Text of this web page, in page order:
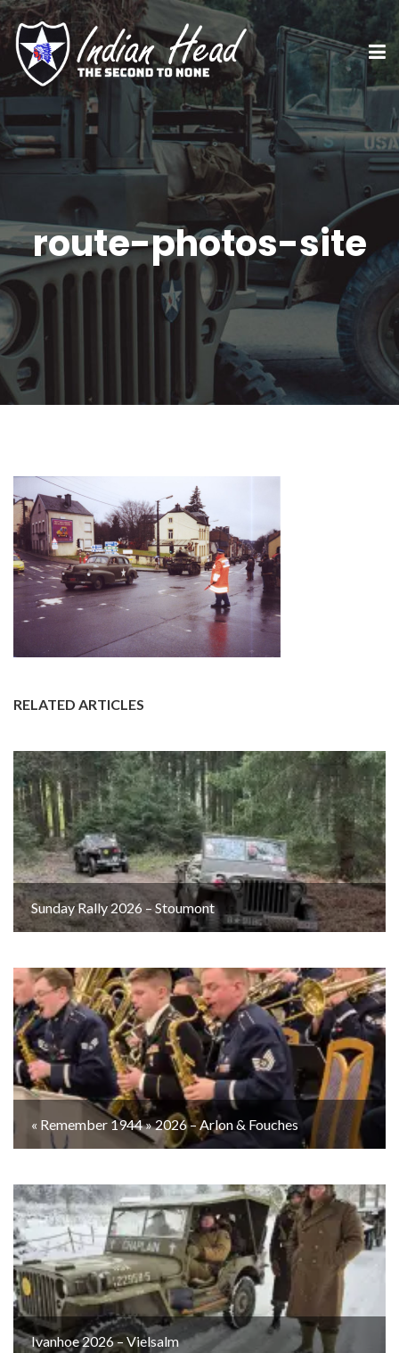
route-photos-site
RELATED ARTICLES
Sunday Rally 2026 – Stoumont
« Remember 1944 » 2026 – Arlon & Fouches
Ivanhoe 2026 – Vielsalm